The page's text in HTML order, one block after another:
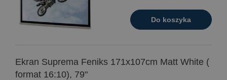
Do koszyka
Ekran Suprema Feniks 171x107cm Matt White (
format 16:10), 79"